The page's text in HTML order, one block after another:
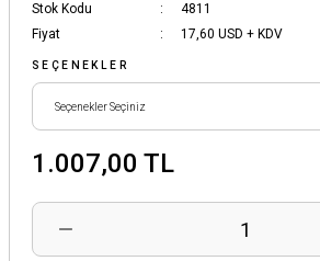
Stok Kodu
4811
Fiyat
17,60 USD + KDV
SEÇENEKLER
1.007,00 TL